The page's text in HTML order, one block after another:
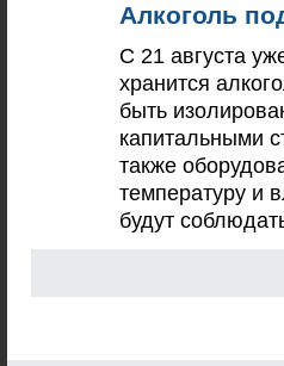
Алкоголь
С 21 августа
хранится
быть
капитальными
также
температуру и
будут